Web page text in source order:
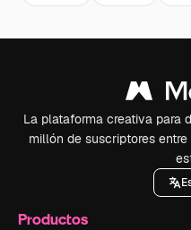
La plataforma creativa para
millón de suscriptores
Productos